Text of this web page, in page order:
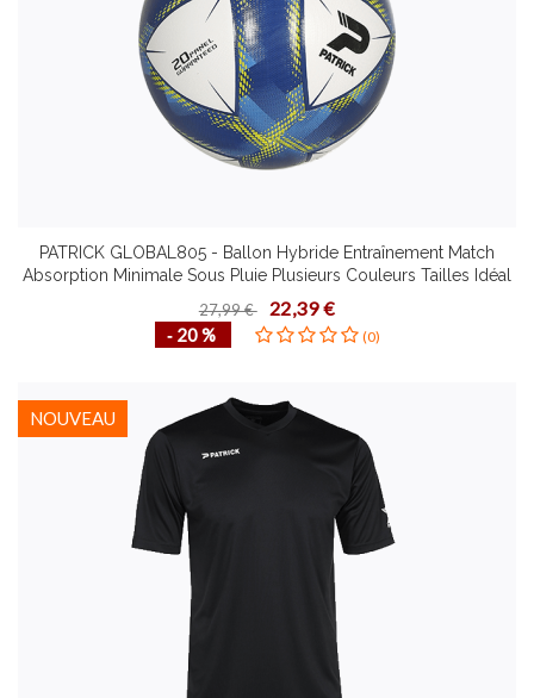
PATRICK GLOBAL805 - Ballon Hybride Entraînement Match
Absorption Minimale Sous Pluie Plusieurs Couleurs Tailles Idéal
pour Terrains Artificiels
27,99 € 22,39 €
‐ 20 % (0)
NOUVEAU